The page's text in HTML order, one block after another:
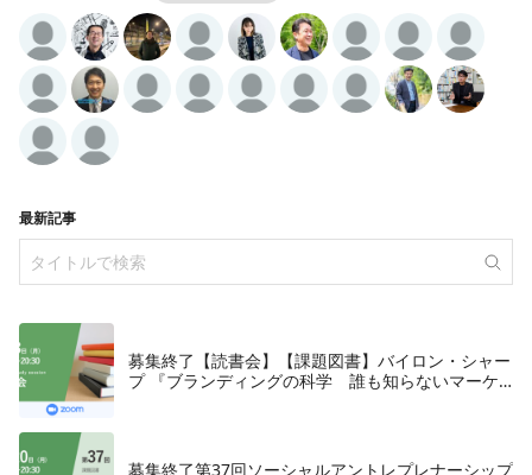
最新記事
募集終了【読書会】【課題図書】バイロン・シャー
プ 『ブランディングの科学 誰も知らないマーケ
募集終了第37回ソーシャルアントレプレナーシップ